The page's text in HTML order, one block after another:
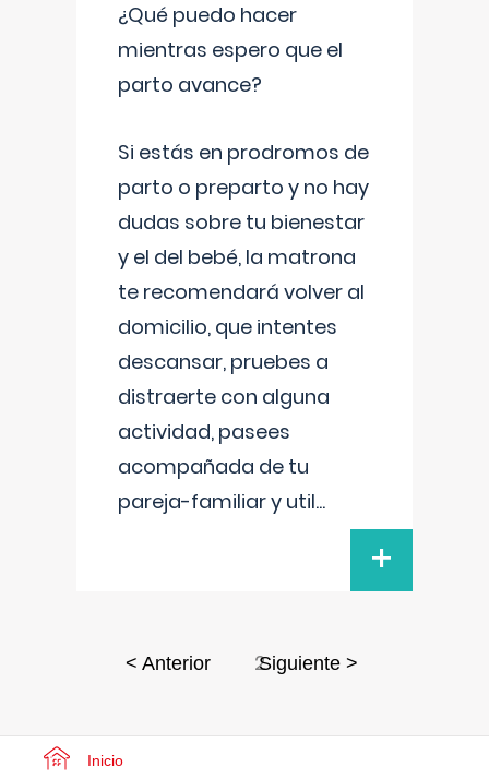
¿Qué puedo hacer
mientras espero que el
parto avance?
Si estás en prodromos de
parto o preparto y no hay
dudas sobre tu bienestar
y el del bebé, la matrona
te recomendará volver al
domicilio, que intentes
descansar, pruebes a
distraerte con alguna
actividad, pasees
acompañada de tu
pareja-familiar y util...
+
< Anterior 2Siguiente >
Inicio